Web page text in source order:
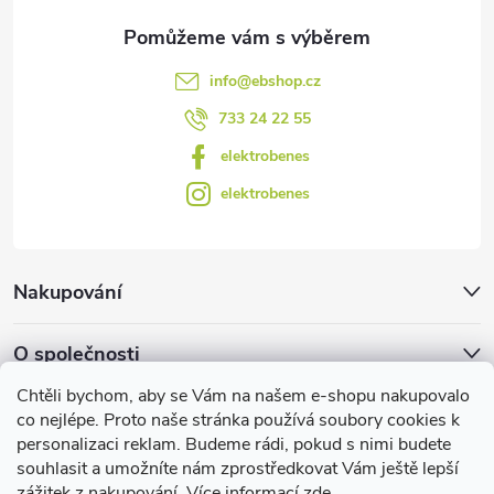
Chtěli bychom, aby se Vám na našem e-shopu nakupovalo
co nejlépe. Proto naše stránka používá soubory cookies k
personalizaci reklam. Budeme rádi, pokud s nimi budete
souhlasit a umožníte nám zprostředkovat Vám ještě lepší
u
Nakupování
O společnosti
Facebook
info@ebshop.cz
733 24 22 55
elektrobenes
elektrobenes